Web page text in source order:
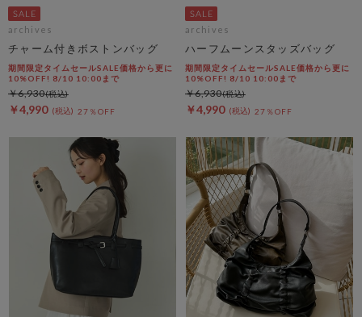
archives
チャーム付きボストンバッグ
期間限定タイムセールSALE価格から更に
10%OFF! 8/10 10:00まで
￥4,990 27％OFF
￥6,930
archives
ハーフムーンスタッズバッグ
期間限定タイムセールSALE価格から更に
10%OFF! 8/10 10:00まで
￥4,990 27％OFF
￥6,930